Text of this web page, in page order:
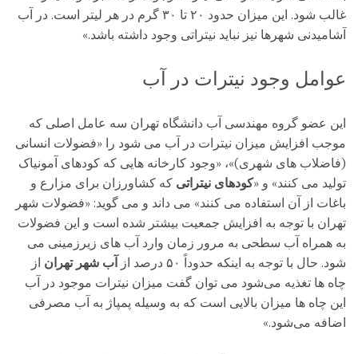
غالب شود. این میزان حدود ۲۰ تا ۳۰ گرم در هر لیتر است. در آب
آشامیدنی شهرها نیز نباید نیتراتی وجود داشته باشد.»
عوامل وجود نیترات در آب
این عضو گروه مهندسی آب دانشگاه تهران سه عامل اصلی که
موجب افزایش میزان نیترات در آب می شود را «فضولات انسانی
(فاضلاب های شهری)»، «وجود کارخانه هایی که کودهای آمونیاک
تولید می کنند» و «کودهای نیتراتی که کشاورزان برای مزارع و
باغات از آن استفاده می کنند» می داند و می گوید: «فضولات شهر
تهران با توجه به افزایش جمعیت بیشتر شده است و این فضولات
به همراه آب سطحی به مرور زمان وارد آب های زیرزمینی می
شود. حال با توجه به اینکه حدوداً ۵۰ درصد از
آب شهر تهران از
چاه ها تغذیه می‌شود می توان گفت میزان نیترات موجود در آب
این چاه ها میزان بالایی است که به وسیله پمپاژ به آب مصرفی
اضافه می‌شود.»